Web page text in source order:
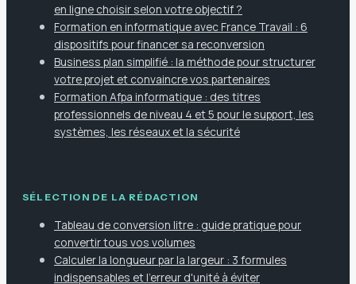
en ligne choisir selon votre objectif ?
Formation en informatique avec France Travail : 6
dispositifs pour financer sa reconversion
Business plan simplifié : la méthode pour structurer
votre projet et convaincre vos partenaires
Formation Afpa informatique : des titres
professionnels de niveau 4 et 5 pour le support, les
systèmes, les réseaux et la sécurité
SÉLECTION DE LA RÉDACTION
Tableau de conversion litre : guide pratique pour
convertir tous vos volumes
Calculer la longueur par la largeur : 3 formules
indispensables et l'erreur d'unité à éviter